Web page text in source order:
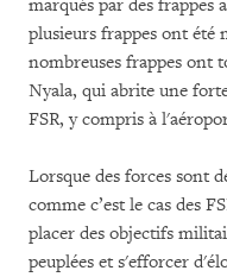
marqués par des frappes
plusieurs frappes ont été
nombreuses frappes ont
Nyala, qui abrite une
FSR, y compris à
Lorsque des forces sont
comme c’est le cas des
placer des objectifs
peuplées et s'efforcer